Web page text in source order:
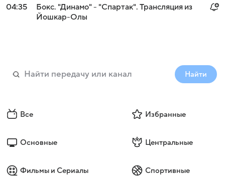
04:35
Бокс. "Динамо" - "Спартак". Трансляция из
Йошкар-Олы
Найти
Все Избранные
Основные Центральные
Фильмы и Сериалы Спортивные